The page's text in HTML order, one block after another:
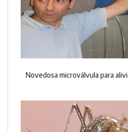
Novedosa microválvula para